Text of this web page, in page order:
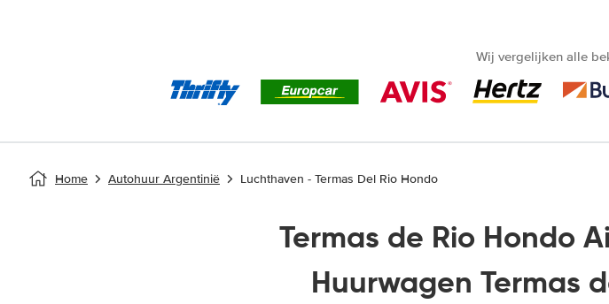
Wij vergelijken alle
Home Autohuur Argentinië Luchthaven - Termas Del Rio Hondo
Termas de Rio Hondo
Huurwagen Termas